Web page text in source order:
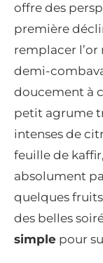
offre des
première
remplacer l’or
demi-
doucement à
petit agrume
intenses de
feuille de
absolument
quelques
des belles
simple pour